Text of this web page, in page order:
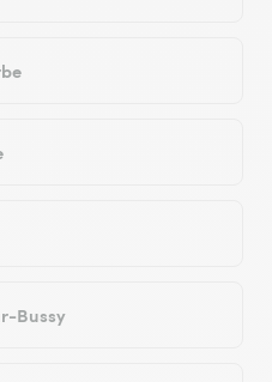
Bussy